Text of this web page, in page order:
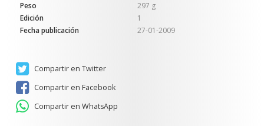
Peso
297 g
Edición
1
Fecha publicación
27-01-2009
Compartir en Twitter
Compartir en Facebook
Compartir en WhatsApp